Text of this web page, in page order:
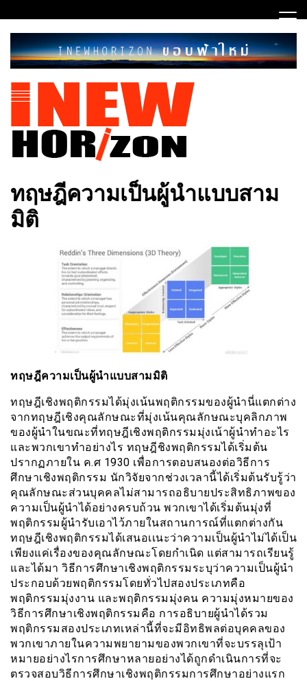
to
content
INEWHORIZON
ทฤษฎีความเป็นผู้นำแบบสาม
มิติ
ทฤษฎีความเป็นผู้นำแบบสามมิติ
ทฤษฎีเชิงพฤติกรรมได้มุ่งเน้นพฤติกรรมของผู้นำนี่แตกต่าง
จากทฤษฎีเชิงคุณลักษณะที่มุ่งเน้นคุณลักษณะบุคลิกภาพ
ของผู้นำในขณะที่ทฤษฎีเชิงพฤติกรรมมุ่งเน้าผู้นำทำอะไร
และพวกเขาทำอย่างไร ทฤษฎีชิงพฤติกรรมได้เริ่มต้น
ปรากฏภายใน ค.ศ 1930 เพื่อการตอบสนองต่อวิธีการ
ศึกษาเชิงพฤติกรรม นักวิจัยจากช่วงเวลานี้ได้เริ่มต้นรับรู้ว่า
คุณลักษณะส่วนบุคคลไม่สามารถอธิบายประสิทธิภาพของ
ความเป็นผู้นำได้อย่างครบถ้วน พวกเขาได้เริ่มต้นมุ่งที่
พฤติกรรมผู้นำรับเอาไว้ภายในสถานการณ์ที่แตกต่างกัน
ทฤษฎีเชิงพฤติกรรมได้เสนอเเนะว่าความเป็นผู้นำไม่ได้เป็น
เพียงแค่เรื่องของคุณลักษณะโดยกำเนิด แต่สามารถเรียนรู้
และได้มา วิธีการศึกษาเชิงพฤติกรรมระบุว่าความเป็นผู้นำ
ประกอบด้วยพฤติกรรมโดยทั่วไปสองประเภทคือ
พฤติกรรมมุ่งงาน และพฤติกรรมมุ่งคน ความมุ่งหมายของ
วิธีการศึกษาเชิงพฤติกรรมคือ การอธิบายผู้นำได้รวม
พฤติกรรมสองประเภทเหล่านี้ที่จะมีอิทธิพลต่อบุคคลของ
พวกเขาภายในความพยายามของพวกเขาที่จะบรรลุเป้า
หมายอย่างไรการศึกษาหลายอย่างได้ถูกดำเนินการที่จะ
ตรวจสอบวิธีการศึกษาเชิงพฤติกรรมการศึกษาอย่างแรก